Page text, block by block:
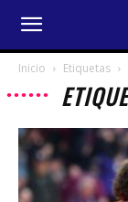
Inicio Etiquetas